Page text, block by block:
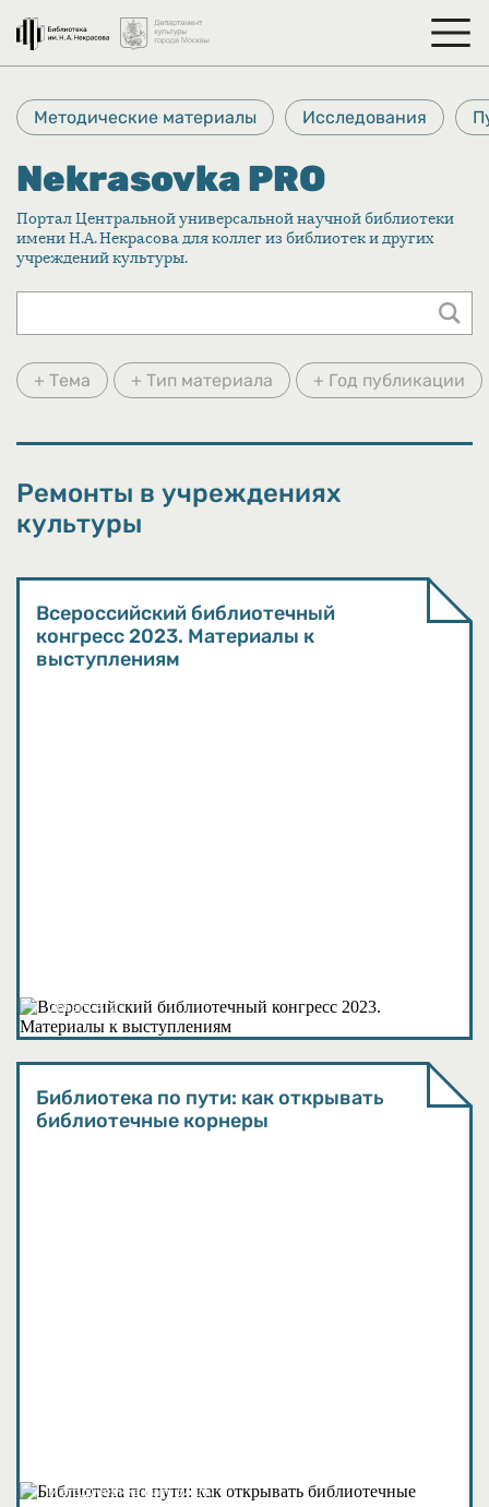
Методические материалы Исследования
Nekrasovka PRO
Портал Центральной универсальной научной библиотеки
имени Н.А. Некрасова для коллег из библиотек и других
учреждений культуры.
+ Тема + Тип материала + Год публикации
Ремонты в учреждениях
культуры
Всероссийский библиотечный
конгресс 2023. Материалы к
выступлениям
События
Библиотека по пути: как открывать
библиотечные корнеры
Методические материалы